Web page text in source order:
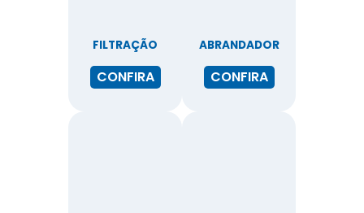
FILTRAÇÃO
CONFIRA
ABRANDADOR
CONFIRA